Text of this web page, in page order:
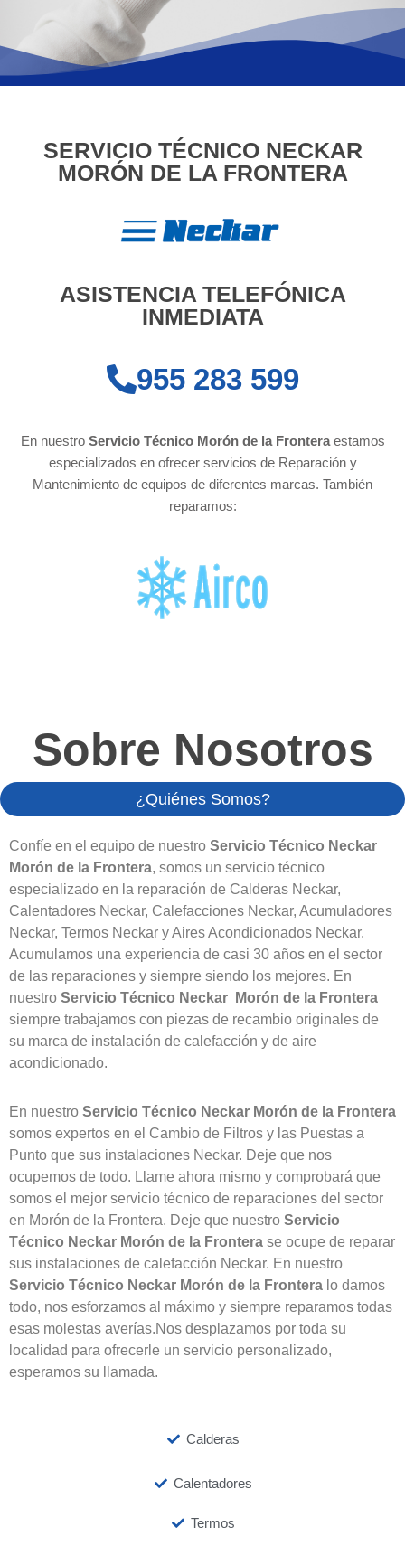
SERVICIO TÉCNICO NECKAR
MORÓN DE LA FRONTERA
ASISTENCIA TELEFÓNICA
INMEDIATA
955 283 599
En nuestro Servicio Técnico Morón de la Frontera estamos
especializados en ofrecer servicios de Reparación y
Mantenimiento de equipos de diferentes marcas. También
reparamos:
Sobre Nosotros
¿Quiénes Somos?
Confíe en el equipo de nuestro Servicio Técnico Neckar
Morón de la Frontera, somos un servicio técnico
especializado en la reparación de Calderas Neckar,
Calentadores Neckar, Calefacciones Neckar, Acumuladores
Neckar, Termos Neckar y Aires Acondicionados Neckar.
Acumulamos una experiencia de casi 30 años en el sector
de las reparaciones y siempre siendo los mejores. En
nuestro Servicio Técnico Neckar Morón de la Frontera
siempre trabajamos con piezas de recambio originales de
su marca de instalación de calefacción y de aire
acondicionado.
En nuestro Servicio Técnico Neckar Morón de la Frontera
somos expertos en el Cambio de Filtros y las Puestas a
Punto que sus instalaciones Neckar. Deje que nos
ocupemos de todo. Llame ahora mismo y comprobará que
somos el mejor servicio técnico de reparaciones del sector
en Morón de la Frontera. Deje que nuestro Servicio
Técnico Neckar Morón de la Frontera se ocupe de reparar
sus instalaciones de calefacción Neckar. En nuestro
Servicio Técnico Neckar Morón de la Frontera lo damos
todo, nos esforzamos al máximo y siempre reparamos todas
esas molestas averías.Nos desplazamos por toda su
localidad para ofrecerle un servicio personalizado,
esperamos su llamada.
Calderas
Calentadores
Termos